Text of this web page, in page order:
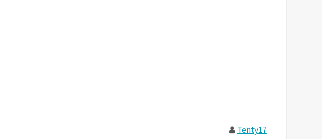
Tenty17